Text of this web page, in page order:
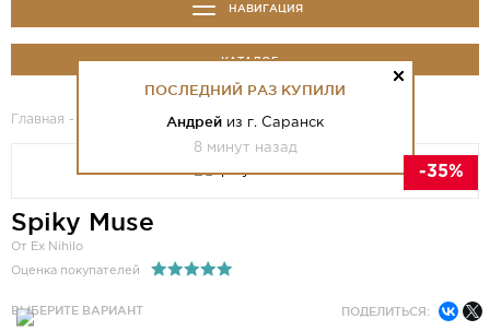
НАВИГАЦИЯ
КАТАЛОГ
Главная - - Spiky Muse
-35%
ПОСЛЕДНИЙ РАЗ КУПИЛИ
Андрей из г. Саранск
8 минут назад
Spiky Muse
От Ex Nihilo
Оценка покупателей
ВЫБЕРИТЕ ВАРИАНТ ПОДЕЛИТЬСЯ: